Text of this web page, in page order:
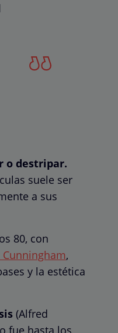
o destripar.
suele ser
a sus
80, con
Cunningham,
y la estética
(Alfred
fue hasta los